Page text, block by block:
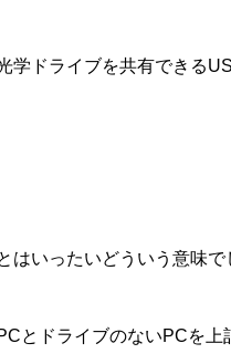
学ドライブを共有できる
はいったいどういう意味で
とドライブのないPCを